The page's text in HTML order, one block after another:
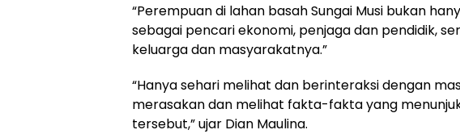
“Perempuan di lahan basah Sungai Musi bukan
sebagai pencari ekonomi, penjaga dan pendidik,
keluarga dan masyarakatnya.”
“Hanya sehari melihat dan berinteraksi dengan
merasakan dan melihat fakta-fakta yang
tersebut,” ujar Dian Maulina.